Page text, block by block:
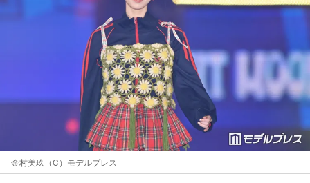
金村美玖（C）モデルプレス